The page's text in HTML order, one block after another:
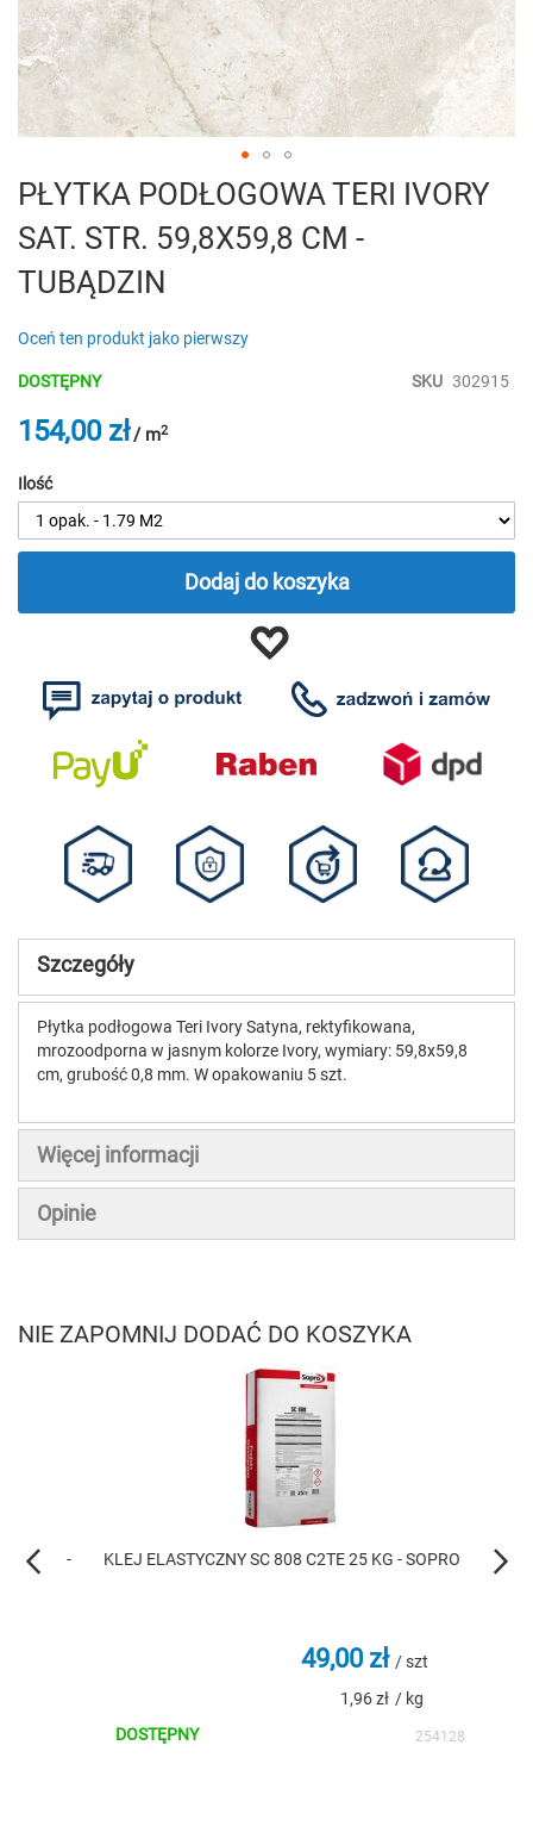
PŁYTKA PODŁOGOWA TERI IVORY
SAT. STR. 59,8X59,8 CM -
TUBĄDZIN
Oceń ten produkt jako pierwszy
DOSTĘPNY SKU 302915
154,00 zł/ m2
Ilość
Dodaj do koszyka
Przejdź
na
początek
galerii
Szczegóły
Płytka podłogowa Teri Ivory Satyna, rektyfikowana,
mrozoodporna w jasnym kolorze Ivory, wymiary: 59,8x59,8
cm, grubość 0,8 mm. W opakowaniu 5 szt.
Więcej informacji
Opinie
NIE ZAPOMNIJ DODAĆ DO KOSZYKA
KG - KLEJ ELASTYCZNY SC 808 C2TE 25 KG - SOPRO
49,00 zł / szt
1,96 zł / kg
DOSTĘPNY
254128
KLEJ